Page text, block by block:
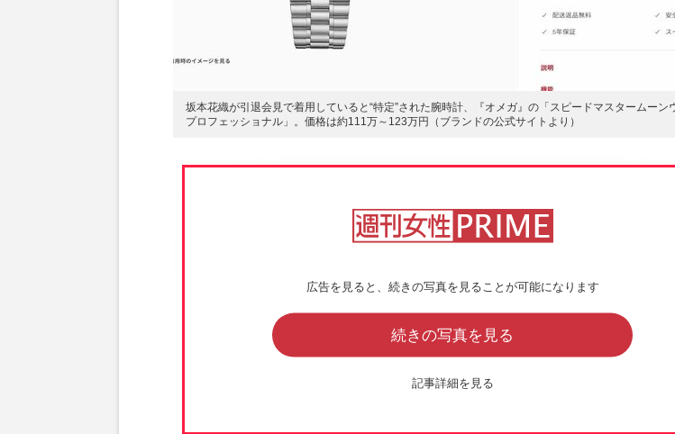
坂本花織が引退会見で着用していると“特定”された腕時計、『オメガ』の「スピードマスタームーン
プロフェッショナル」。価格は約111万～123万円（ブランドの公式サイトより）
広告を見ると、続きの写真を見ることが可能になります
続きの写真を見る
記事詳細を見る